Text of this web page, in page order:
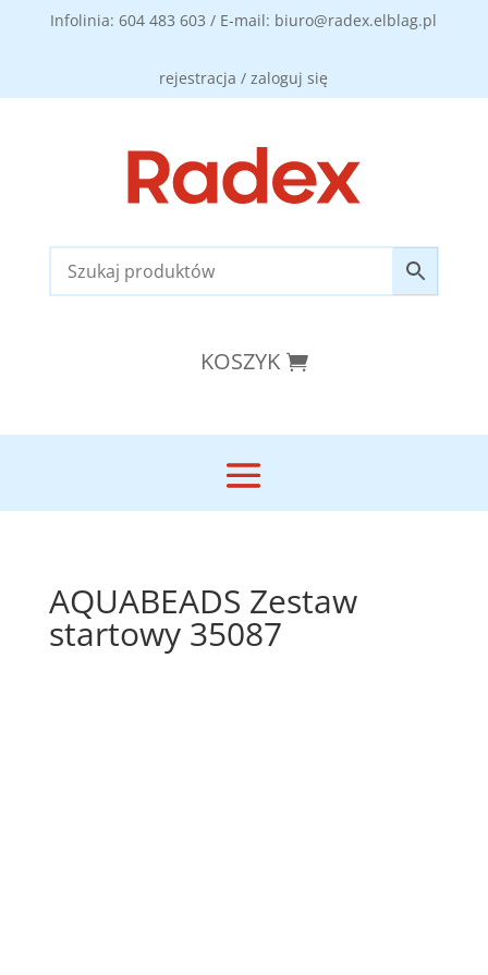
Infolinia: 604 483 603 / E-mail: biuro@radex.elblag.pl
rejestracja / zaloguj się
KOSZYK
AQUABEADS Zestaw
startowy 35087